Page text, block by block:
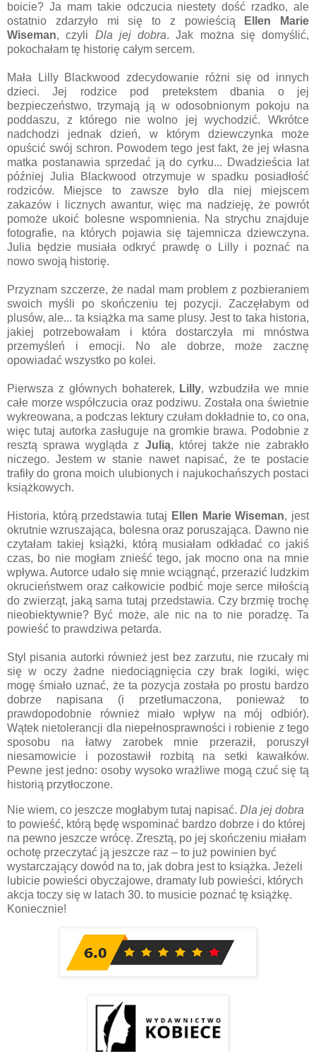
boicie? Ja mam takie odczucia niestety dość rzadko, ale
ostatnio zdarzyło mi się to z powieścią
Ellen Marie
Wiseman, czyli Dla jej dobra. Jak można się domyślić,
pokochałam tę historię całym sercem.
Mała Lilly Blackwood zdecydowanie różni się od innych
dzieci. Jej rodzice pod pretekstem dbania o jej
bezpieczeństwo, trzymają ją w odosobnionym pokoju na
poddaszu, z którego nie wolno jej wychodzić. Wkrótce
nadchodzi jednak dzień, w którym dziewczynka może
opuścić swój schron. Powodem tego jest fakt, że jej własna
matka postanawia sprzedać ją do cyrku... Dwadzieścia lat
później Julia Blackwood otrzymuje w spadku posiadłość
rodziców. Miejsce to zawsze było dla niej miejscem
zakazów i licznych awantur, więc ma nadzieję, że powrót
pomoże ukoić bolesne wspomnienia. Na strychu znajduje
fotografie, na których pojawia się tajemnicza dziewczyna.
Julia będzie musiała odkryć prawdę o Lilly i poznać na
nowo swoją historię.
Przyznam szczerze, że nadal mam problem z pozbieraniem
swoich myśli po skończeniu tej pozycji. Zaczęłabym od
plusów, ale... ta książka ma same plusy. Jest to taka historia,
jakiej potrzebowałam i która dostarczyła mi mnóstwa
przemyśleń i emocji. No ale dobrze, może zacznę
opowiadać wszystko po kolei.
Pierwsza z głównych bohaterek, Lilly, wzbudziła we mnie
całe morze współczucia oraz podziwu. Została ona świetnie
wykreowana, a podczas lektury czułam dokładnie to, co ona,
więc tutaj autorka zasługuje na gromkie brawa. Podobnie z
resztą sprawa wygląda z Julią, której także nie zabrakło
niczego. Jestem w stanie nawet napisać, że te postacie
trafiły do grona moich ulubionych i najukochańszych postaci
książkowych.
Historia, którą przedstawia tutaj Ellen Marie Wiseman, jest
okrutnie wzruszająca, bolesna oraz poruszająca. Dawno nie
czytałam takiej książki, którą musiałam odkładać co jakiś
czas, bo nie mogłam znieść tego, jak mocno ona na mnie
wpływa. Autorce udało się mnie wciągnąć, przerazić ludzkim
okrucieństwem oraz całkowicie podbić moje serce miłością
do zwierząt, jaką sama tutaj przedstawia. Czy brzmię trochę
nieobiektywnie? Być może, ale nic na to nie poradzę. Ta
powieść to prawdziwa petarda.
Styl pisania autorki również jest bez zarzutu, nie rzucały mi
się w oczy żadne niedociągnięcia czy brak logiki, więc
mogę śmiało uznać, że ta pozycja została po prostu bardzo
dobrze napisana (i przetłumaczona, ponieważ to
prawdopodobnie również miało wpływ na mój odbiór).
Wątek nietolerancji dla niepełnosprawności i robienie z tego
sposobu na łatwy zarobek mnie przeraził, poruszył
niesamowicie i pozostawił rozbitą na setki kawałków.
Pewne jest jedno: osoby wysoko wrażliwe mogą czuć się tą
historią przytłoczone.
Nie wiem, co jeszcze mogłabym tutaj napisać. Dla jej dobra
to powieść, którą będę wspominać bardzo dobrze i do której
na pewno jeszcze wrócę. Zresztą, po jej skończeniu miałam
ochotę przeczytać ją jeszcze raz – to już powinien być
wystarczający dowód na to, jak dobra jest to książka. Jeżeli
lubicie powieści obyczajowe, dramaty lub powieści, których
akcja toczy się w latach 30. to musicie poznać tę książkę.
Koniecznie!